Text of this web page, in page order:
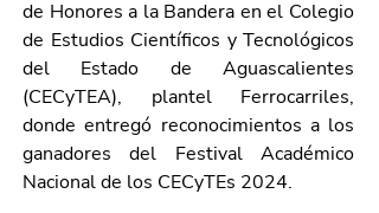
de Honores a la Bandera en el Colegio
de Estudios Científicos y Tecnológicos
del Estado de Aguascalientes
(CECyTEA), plantel Ferrocarriles,
donde entregó reconocimientos a los
ganadores del Festival Académico
Nacional de los CECyTEs 2024.